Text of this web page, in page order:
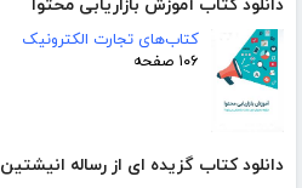
دانلود کتاب آموزش بازاریابی محتوا
کتاب‌های تجارت الکترونیک
۱۰۶ صفحه
دانلود کتاب گزیده ای از رساله انیشتین